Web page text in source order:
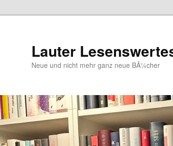
Lauter
Neue und nicht mehr ganz neue BÃ¼cher